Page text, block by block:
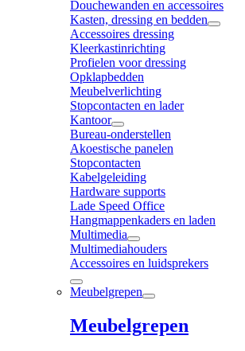
Douchewanden en accessoires
Kasten, dressing en bedden
Accessoires dressing
Kleerkastinrichting
Profielen voor dressing
Opklapbedden
Meubelverlichting
Stopcontacten en lader
Kantoor
Bureau-onderstellen
Akoestische panelen
Stopcontacten
Kabelgeleiding
Hardware supports
Lade Speed Office
Hangmappenkaders en laden
Multimedia
Multimediahouders
Accessoires en luidsprekers
Meubelgrepen
Meubelgrepen